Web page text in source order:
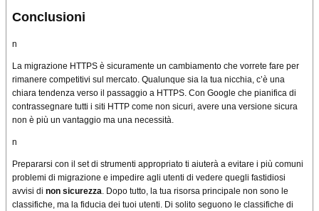
Conclusioni
n
La migrazione HTTPS è sicuramente un cambiamento che vorrete fare per
rimanere competitivi sul mercato. Qualunque sia la tua nicchia, c’è una
chiara tendenza verso il passaggio a HTTPS. Con Google che pianifica di
contrassegnare tutti i siti HTTP come non sicuri, avere una versione sicura
non è più un vantaggio ma una necessità.
n
Prepararsi con il set di strumenti appropriato ti aiuterà a evitare i più comuni
problemi di migrazione e impedire agli utenti di vedere quegli fastidiosi
avvisi di non sicurezza. Dopo tutto, la tua risorsa principale non sono le
classifiche, ma la fiducia dei tuoi utenti. Di solito seguono le classifiche di